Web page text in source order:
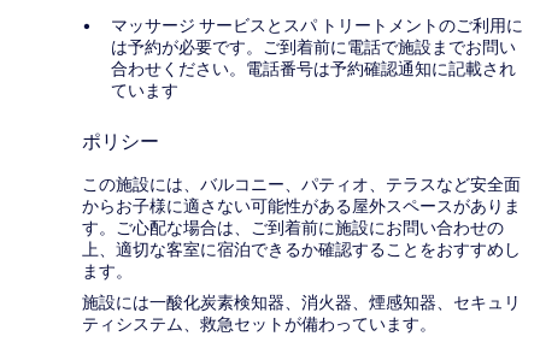
マッサージ サービスとスパ トリートメントのご利用に
は予約が必要です。ご到着前に電話で施設までお問い
合わせください。電話番号は予約確認通知に記載され
ています
ポリシー
この施設には、バルコニー、パティオ、テラスなど安全面
からお子様に適さない可能性がある屋外スペースがありま
す。ご心配な場合は、ご到着前に施設にお問い合わせの
上、適切な客室に宿泊できるか確認することをおすすめし
ます。
施設には一酸化炭素検知器、消火器、煙感知器、セキュリ
ティシステム、救急セットが備わっています。